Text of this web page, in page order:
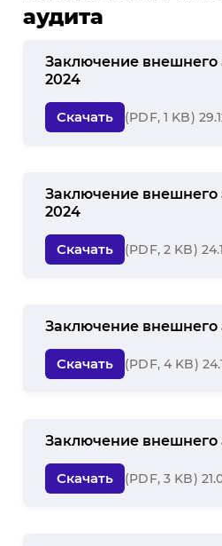
аудита
Заключение
2024
Скачать (PDF, 1 KB)
Заключение внешнего
2024
Скачать (PDF, 2 KB)
Заключение внешнего
Скачать (PDF, 4 KB)
Заключение внешнего
Скачать (PDF, 3 KB)